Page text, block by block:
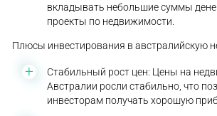
вкладывать небольшие суммы
проекты по недвижимости.
Плюсы инвестирования в австралийскую
Стабильный рост цен: Цены на
Австралии росли стабильно, что
инвесторам получать хорошую